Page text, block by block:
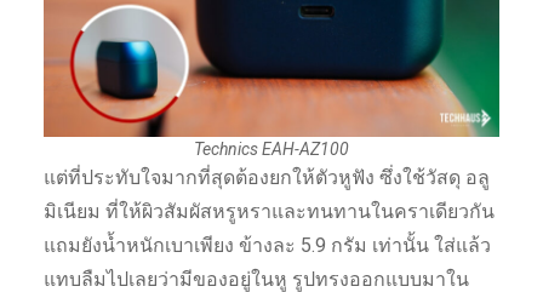
Technics EAH-AZ100
แต่ที่ประทับใจมากที่สุดต้องยกให้ตัวหูฟัง ซึ่งใช้วัสดุ อลู
มิเนียม ที่ให้ผิวสัมผัสหรูหราและทนทานในคราเดียวกัน
แถมยังน้ำหนักเบาเพียง ข้างละ 5.9 กรัม เท่านั้น ใส่แล้ว
แทบลืมไปเลยว่ามีของอยู่ในหู รูปทรงออกแบบมาใน